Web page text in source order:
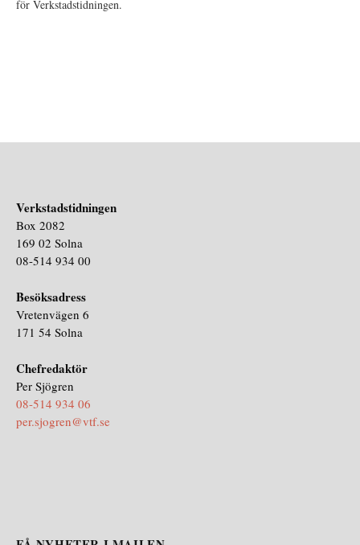
för Verkstadstidningen.
Verkstadstidningen
Box 2082
169 02 Solna
08-514 934 00
Besöksadress
Vretenvägen 6
171 54 Solna
Chefredaktör
Per Sjögren
08-514 934 06
per.sjogren@vtf.se